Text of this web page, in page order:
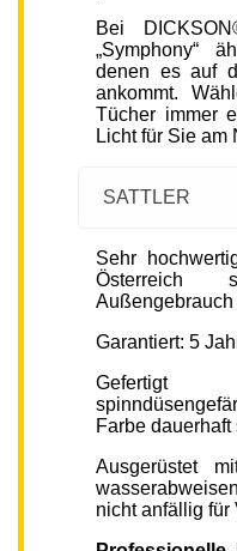
Bei
„Symphony“
denen es auf
ankommt.
Tücher immer
Licht für Sie am
SATTLER
Sehr
Außengebrauch
Garantiert: 5
Farbe
Ausgerüstet
nicht anfällig für